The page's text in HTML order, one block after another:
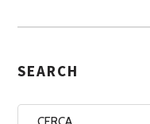
S
G
SEARCH